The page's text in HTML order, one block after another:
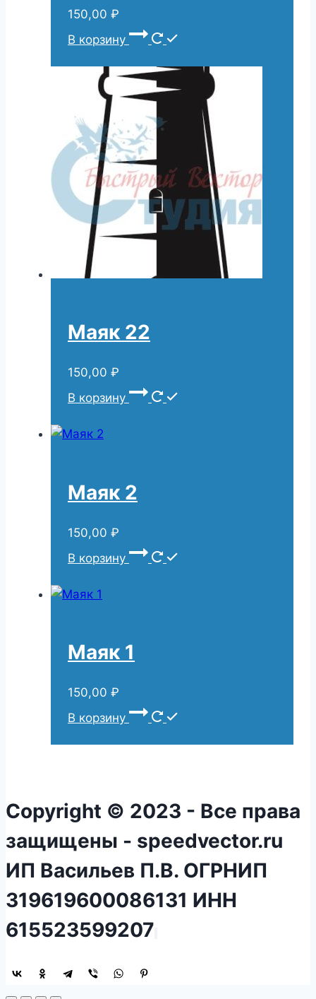
150,00 ₽
В корзину
Маяк 22
150,00 ₽
В корзину
Маяк 2
150,00 ₽
В корзину
Маяк 1
150,00 ₽
В корзину
Copyright © 2023 - Все права
защищены - speedvector.ru
ИП Васильев П.В. ОГРНИП
319619600086131 ИНН
615523599207